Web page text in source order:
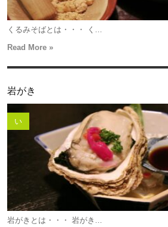
くるみそばとは・・・ く...
Read More »
岩がき
い
岩がきとは・・・ 岩がき...